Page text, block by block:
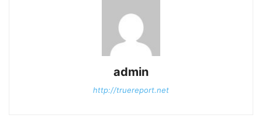
admin
http://truereport.net